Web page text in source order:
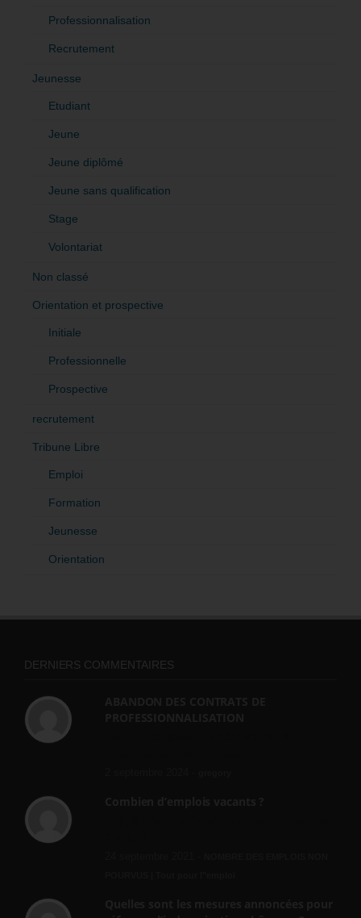
Professionnalisation
Recrutement
Jeunesse
Etudiant
Jeune
Jeune diplômé
Jeune sans qualification
Stage
Volontariat
Non classé
Orientation et prospective
Initiale
Professionnelle
Prospective
recrutement
Tribune Libre
Emploi
Formation
Jeunesse
Orientation
DERNIERS COMMENTAIRES